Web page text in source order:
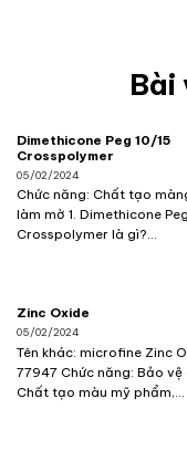
Bài
Dimethicone Peg 10/15
Crosspolymer
05/02/2024
Chức năng: Chất tạo
làm mờ 1. Dimethicone
Crosspolymer là gì?...
Zinc Oxide
05/02/2024
Tên khác: microfine Zinc
77947 Chức năng: Bảo vệ
Chất tạo màu mỹ phẩm,...